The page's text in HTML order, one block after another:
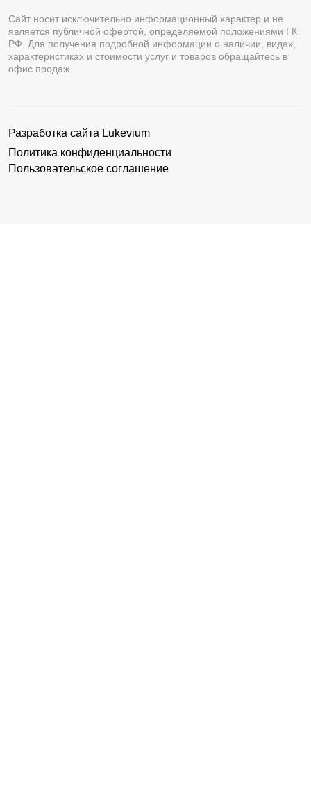
Сайт носит исключительно информационный характер и не
является публичной офертой, определяемой положениями ГК
РФ. Для получения подробной информации о наличии, видах,
характеристиках и стоимости услуг и товаров обращайтесь в
офис продаж.
Разработка сайта Lukevium
Политика конфиденциальности
Пользовательское соглашение